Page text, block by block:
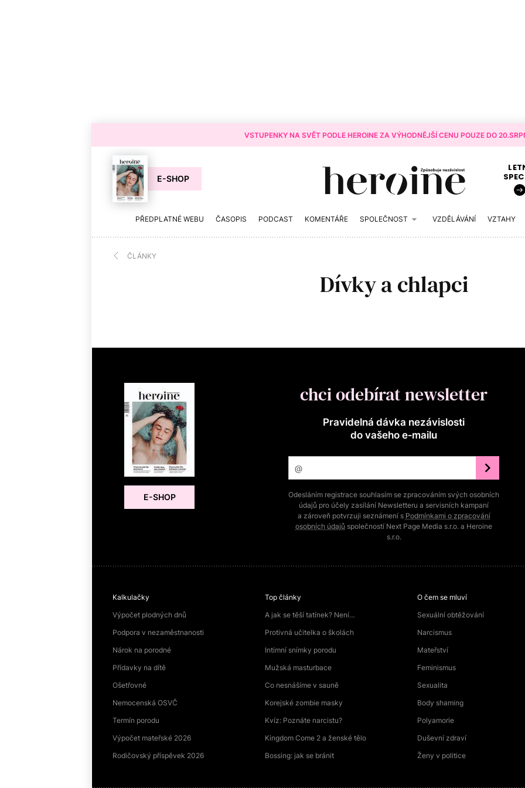
VSTUPENKY NA SVĚT PODLE HEROINE ZA VÝHODNĚJŠÍ CENU POUZE DO
E-SHOP
PŘEDPLATNÉ WEBU ČASOPIS PODCAST KOMENTÁŘE SPOLEČNOST VZDĚLÁVÁNÍ VZTAHY
ČLÁNKY
Dívky a chlapci
E-SHOP
chci odebírat newsletter
Pravidelná dávka nezávislosti
do vašeho e‑mailu
Odesláním registrace souhlasím se zpracováním svých osobních
údajů pro účely zasílání Newsletteru a servisních kampaní
a zároveň potvrzuji seznámení s Podmínkami o zpracování
osobních údajů společností Next Page Media s.r.o. a Heroine
s.r.o.
Kalkulačky
Výpočet plodných dnů
Podpora v nezaměstnanosti
Nárok na porodné
Přídavky na dítě
Ošetřovné
Nemocenská OSVČ
Termín porodu
Výpočet mateřské 2026
Rodičovský příspěvek 2026
Top články
A jak se těší tatínek? Není…
Protivná učitelka o školách
Intimní snímky porodu
Mužská masturbace
Co nesnášíme v sauně
Korejské zombie masky
Kvíz: Poznáte narcistu?
Kingdom Come 2 a ženské tělo
Bossing: jak se bránit
O čem se mluví
Sexuální obtěžování
Narcismus
Mateřství
Feminismus
Sexualita
Body shaming
Polyamorie
Duševní zdraví
Ženy v politice